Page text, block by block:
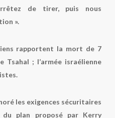
de tirer, puis nous
».
rapportent la mort de 7
Tsahal ; l’armée israélienne
les exigences sécuritaires
du plan proposé par Kerry